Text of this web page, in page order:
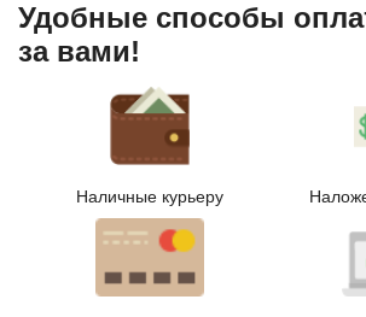
Удобные способы
за вами!
Наличные курьеру